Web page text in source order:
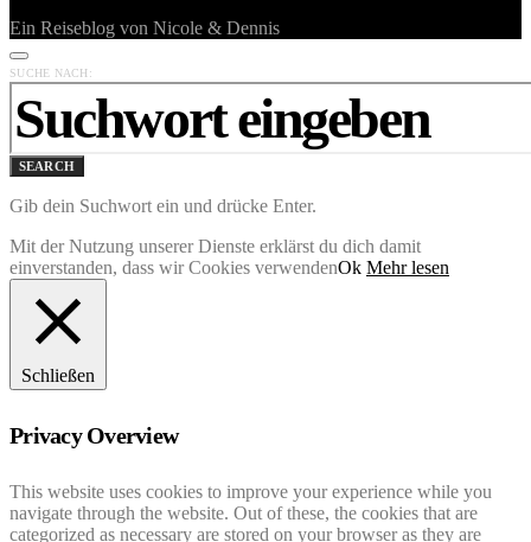
Ein Reiseblog von Nicole & Dennis
SUCHE NACH:
SEARCH
Gib dein Suchwort ein und drücke Enter.
Mit der Nutzung unserer Dienste erklärst du dich damit
einverstanden, dass wir Cookies verwendenOk Mehr lesen
Schließen
Privacy Overview
This website uses cookies to improve your experience while you
navigate through the website. Out of these, the cookies that are
categorized as necessary are stored on your browser as they are